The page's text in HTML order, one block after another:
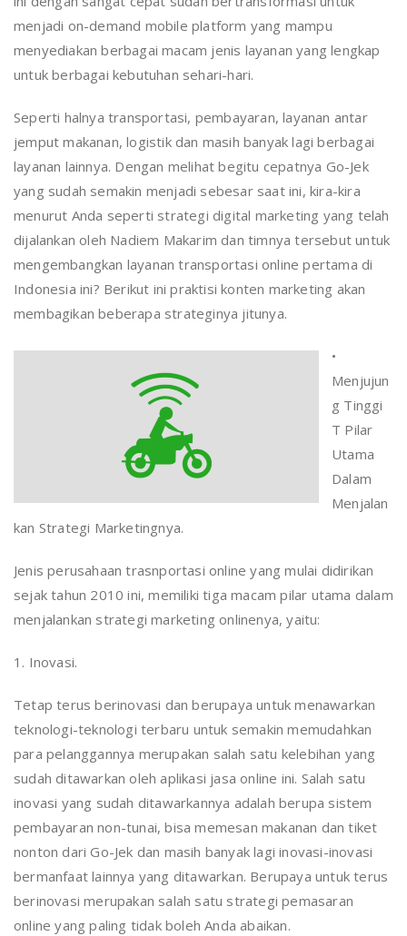
menjadi on-demand mobile platform yang mampu
menyediakan berbagai macam jenis layanan yang lengkap
untuk berbagai kebutuhan sehari-hari.
Seperti halnya transportasi, pembayaran, layanan antar
jemput makanan, logistik dan masih banyak lagi berbagai
layanan lainnya. Dengan melihat begitu cepatnya Go-Jek
yang sudah semakin menjadi sebesar saat ini, kira-kira
menurut Anda seperti strategi digital marketing yang telah
dijalankan oleh Nadiem Makarim dan timnya tersebut untuk
mengembangkan layanan transportasi online pertama di
Indonesia ini? Berikut ini praktisi konten marketing akan
membagikan beberapa strateginya jitunya.
•
Menjujun
g Tinggi
T Pilar
Utama
Dalam
Menjalan
kan Strategi Marketingnya.
Jenis perusahaan trasnportasi online yang mulai didirikan
sejak tahun 2010 ini, memiliki tiga macam pilar utama dalam
menjalankan strategi marketing onlinenya, yaitu:
1. Inovasi.
Tetap terus berinovasi dan berupaya untuk menawarkan
teknologi-teknologi terbaru untuk semakin memudahkan
para pelanggannya merupakan salah satu kelebihan yang
sudah ditawarkan oleh aplikasi jasa online ini. Salah satu
inovasi yang sudah ditawarkannya adalah berupa sistem
pembayaran non-tunai, bisa memesan makanan dan tiket
nonton dari Go-Jek dan masih banyak lagi inovasi-inovasi
bermanfaat lainnya yang ditawarkan. Berupaya untuk terus
berinovasi merupakan salah satu strategi pemasaran
online yang paling tidak boleh Anda abaikan.